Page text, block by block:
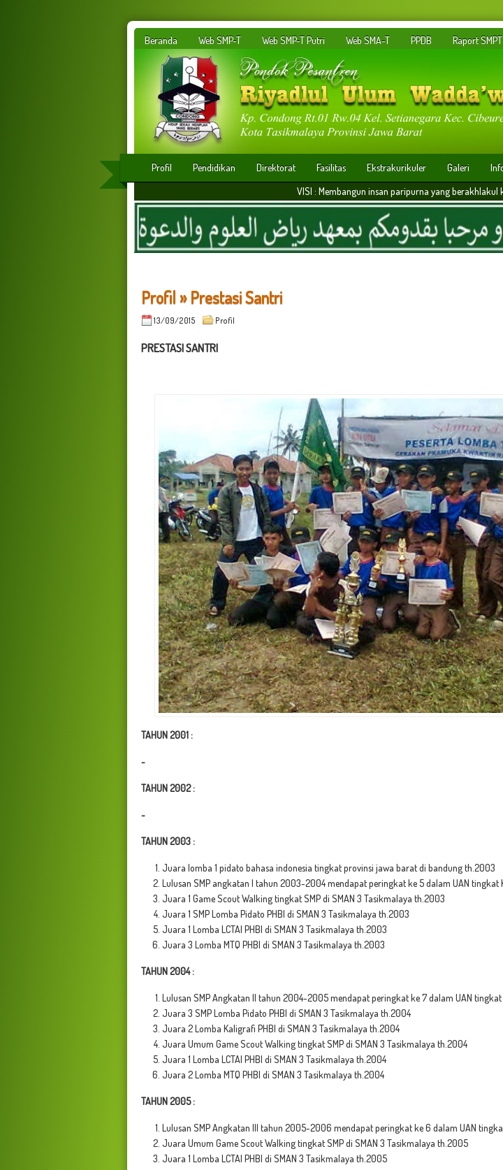
Beranda Web SMP-T Web SMP-T Putri Web SMA-T PPDB Raport SMPT
Profil Pendidikan Direktorat Fasilitas Ekstrakurikuler Galeri
VISI : Membangun insan paripurna yang berakhlakul
Profil » Prestasi Santri
13/09/2015 Profil
PRESTASI SANTRI
TAHUN 2001 :
-
TAHUN 2002 :
-
TAHUN 2003 :
Juara lomba 1 pidato bahasa indonesia tingkat provinsi jawa barat di bandung th.2003
Lulusan SMP angkatan I tahun 2003-2004 mendapat peringkat ke 5 dalam UAN tingkat
Juara 1 Game Scout Walking tingkat SMP di SMAN 3 Tasikmalaya th.2003
Juara 1 SMP Lomba Pidato PHBI di SMAN 3 Tasikmalaya th.2003
Juara 1 Lomba LCTAI PHBI di SMAN 3 Tasikmalaya th.2003
Juara 3 Lomba MTQ PHBI di SMAN 3 Tasikmalaya th.2003
TAHUN 2004 :
Lulusan SMP Angkatan II tahun 2004-2005 mendapat peringkat ke 7 dalam UAN
Juara 3 SMP Lomba Pidato PHBI di SMAN 3 Tasikmalaya th.2004
Juara 2 Lomba Kaligrafi PHBI di SMAN 3 Tasikmalaya th.2004
Juara Umum Game Scout Walking tingkat SMP di SMAN 3 Tasikmalaya th.2004
Juara 1 Lomba LCTAI PHBI di SMAN 3 Tasikmalaya th.2004
Juara 2 Lomba MTQ PHBI di SMAN 3 Tasikmalaya th.2004
TAHUN 2005 :
Lulusan SMP Angkatan III tahun 2005-2006 mendapat peringkat ke 6 dalam UAN
Juara Umum Game Scout Walking tingkat SMP di SMAN 3 Tasikmalaya th.2005
Juara 1 Lomba LCTAI PHBI di SMAN 3 Tasikmalaya th.2005